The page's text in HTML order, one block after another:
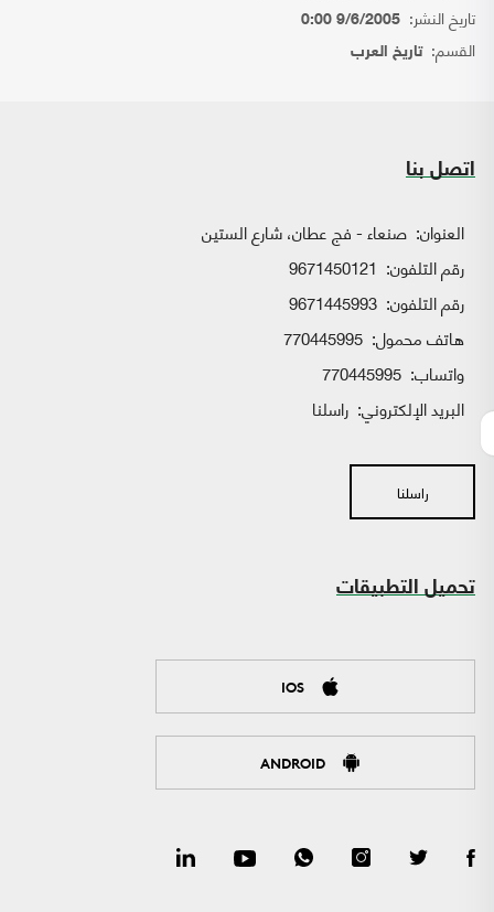
تاريخ النشر: 9/6/2005 0:00
القسم:تاريخ العرب
اتصل بنا
العنوان: صنعاء - فج عطان، شارع الستين
رقم التلفون: 9671450121
رقم التلفون: 9671445993
هاتف محمول: 770445995
واتساب:
البريد الإلكتروني: راسلنا
راسلنا
تحميل التطبيقات
IOS
ANDROID